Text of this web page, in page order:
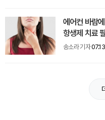
에어컨 바람
항생제 치료
송소라 기자